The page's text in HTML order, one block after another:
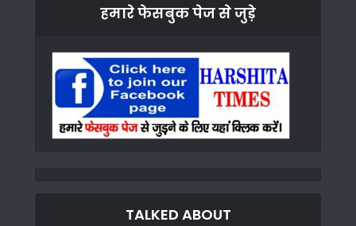
हमारे फेसबुक पेज से जुड़े
TALKED ABOUT